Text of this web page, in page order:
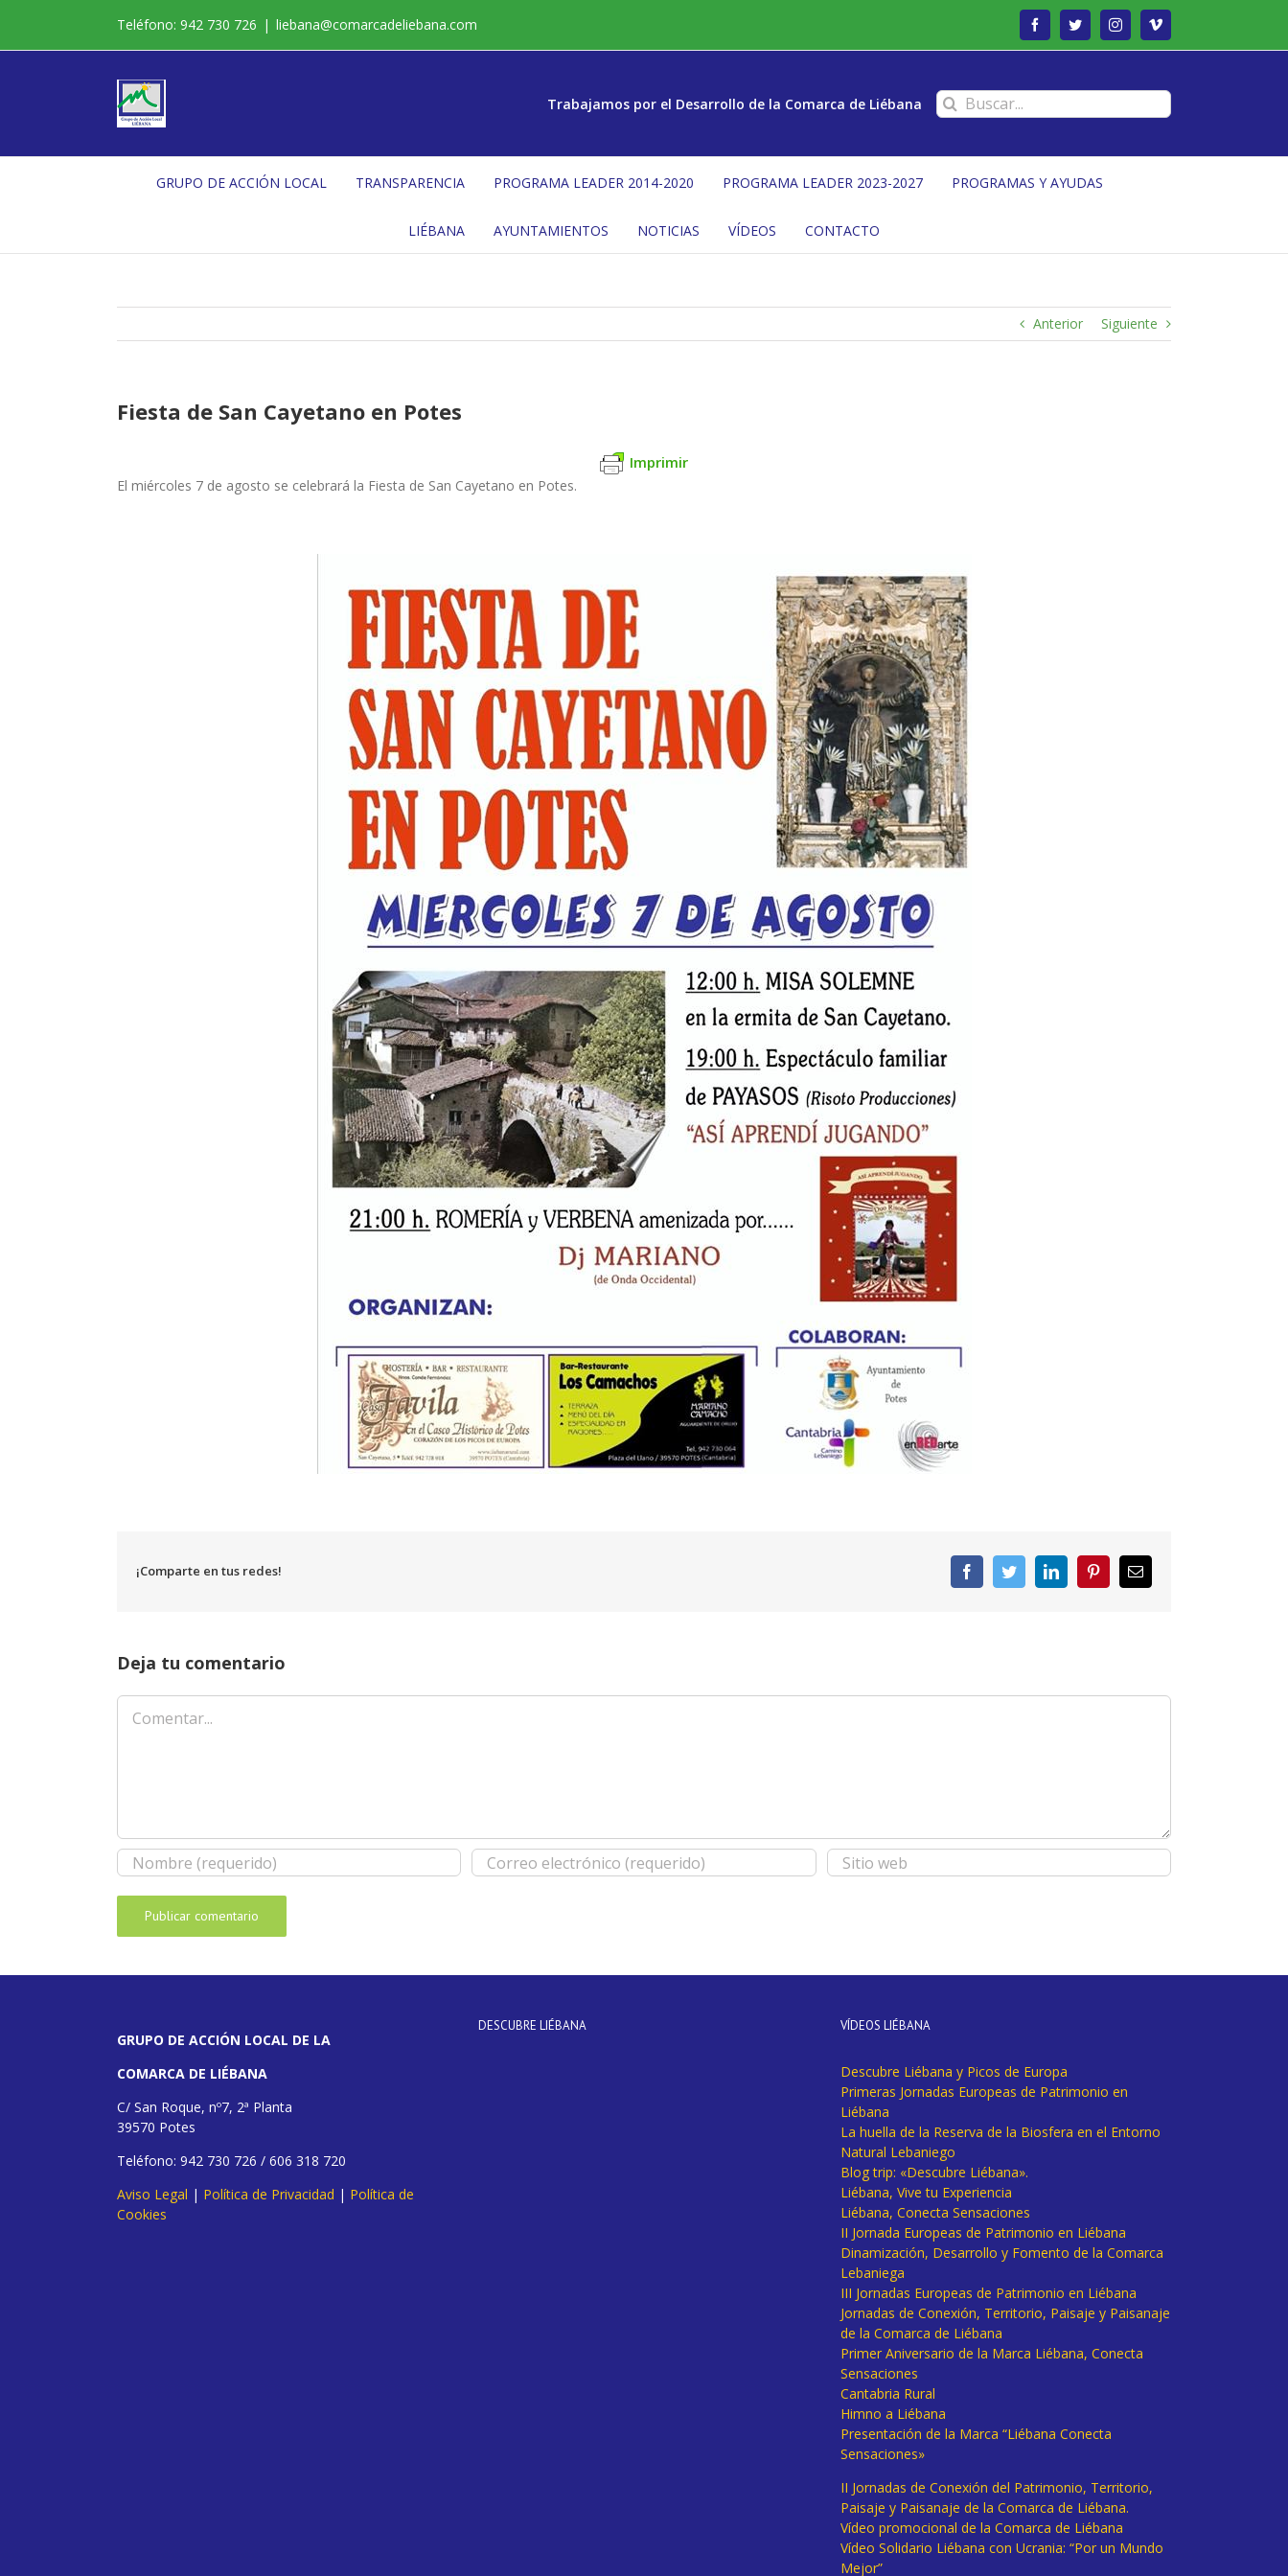
contenido
Teléfono: 942 730 726 | liebana@comarcadeliebana.com FacebookTwitterInstagramVimeo
Trabajamos por el Desarrollo de la Comarca de Liébana Buscar:
GRUPO DE ACCIÓN LOCAL TRANSPARENCIA PROGRAMA LEADER 2014-2020 PROGRAMA LEADER 2023-2027 PROGRAMAS Y AYUDAS
LIÉBANA AYUNTAMIENTOS NOTICIAS VÍDEOS CONTACTO
Anterior Siguiente
Fiesta de San Cayetano en Potes
Imprimir
El miércoles 7 de agosto se celebrará la Fiesta de San Cayetano en Potes.
¡Comparte en tus redes! FacebookTwitterLinkedInPinterestCorreo
electrónico
Deja tu comentario
Comentar
GRUPO DE ACCIÓN LOCAL DE LA
COMARCA DE LIÉBANA
C/ San Roque, nº7, 2ª Planta
39570 Potes
Teléfono: 942 730 726 / 606 318 720
Aviso Legal | Política de Privacidad | Política de
Cookies
DESCUBRE LIÉBANA VÍDEOS LIÉBANA
Descubre Liébana y Picos de Europa
Primeras Jornadas Europeas de Patrimonio en
Liébana
La huella de la Reserva de la Biosfera en el Entorno
Natural Lebaniego
Blog trip: «Descubre Liébana».
Liébana, Vive tu Experiencia
Liébana, Conecta Sensaciones
II Jornada Europeas de Patrimonio en Liébana
Dinamización, Desarrollo y Fomento de la Comarca
Lebaniega
III Jornadas Europeas de Patrimonio en Liébana
Jornadas de Conexión, Territorio, Paisaje y Paisanaje
de la Comarca de Liébana
Primer Aniversario de la Marca Liébana, Conecta
Sensaciones
Cantabria Rural
Himno a Liébana
Presentación de la Marca “Liébana Conecta
Sensaciones»
II Jornadas de Conexión del Patrimonio, Territorio,
Paisaje y Paisanaje de la Comarca de Liébana.
Vídeo promocional de la Comarca de Liébana
Vídeo Solidario Liébana con Ucrania: “Por un Mundo
Mejor”